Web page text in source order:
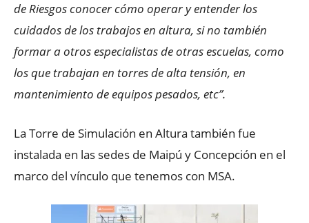
de Riesgos conocer cómo operar y entender los
cuidados de los trabajos en altura, si no también
formar a otros especialistas de otras escuelas, como
los que trabajan en torres de alta tensión, en
mantenimiento de equipos pesados, etc’’.
La Torre de Simulación en Altura también fue
instalada en las sedes de Maipú y Concepción en el
marco del vínculo que tenemos con MSA.